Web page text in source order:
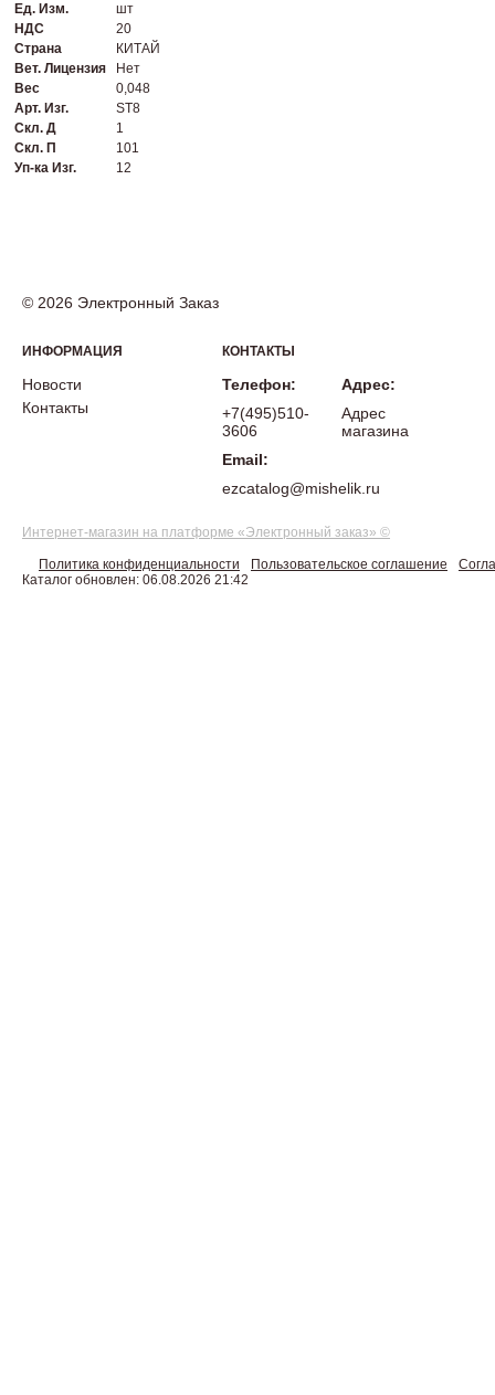
Ед. Изм.
шт
НДС
20
Страна
КИТАЙ
Вет. Лицензия
Нет
Вес
0,048
Арт. Изг.
ST8
Скл. Д
1
Скл. П
101
Уп-ка Изг.
12
© 2026 Электронный Заказ
ИНФОРМАЦИЯ
Новости
Контакты
КОНТАКТЫ
Телефон:
+7(495)510-
3606
Email:
ezcatalog@mishelik.ru
Адрес:
Адрес
магазина
Интернет-магазин на платформе «Электронный заказ» ©
Политика конфиденциальности Пользовательское соглашение
Каталог обновлен: 06.08.2026 21:42